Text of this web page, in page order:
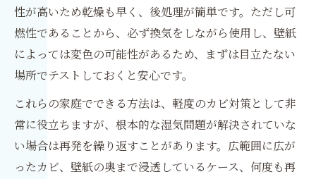
性が高いため乾燥も早く、後処理が簡単です。ただし可
燃性であることから、必ず換気をしながら使用し、壁紙
によっては変色の可能性があるため、まずは目立たない
場所でテストしておくと安心です。
これらの家庭でできる方法は、軽度のカビ対策として非
常に役立ちますが、根本的な湿気問題が解決されていな
い場合は再発を繰り返すことがあります。広範囲に広が
ったカビ、壁紙の奥まで浸透しているケース、何度も再